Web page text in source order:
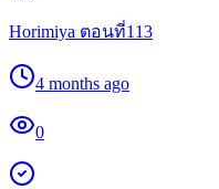
Horimiya ตอนที่113
4 months ago
0